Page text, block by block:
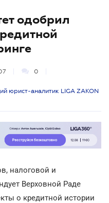
одобрил
0
юрист-аналитик LIGA ZAKON
налоговой и
Верховной Раде
о кредитной истории